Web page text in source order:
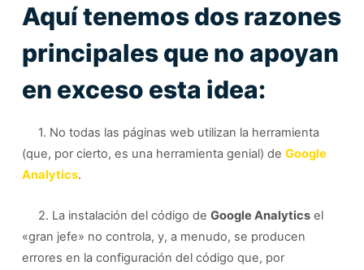
Aquí tenemos dos razones
principales que no apoyan
en exceso esta idea:
1. No todas las páginas web utilizan la herramienta
(que, por cierto, es una herramienta genial) de Google
Analytics.
2. La instalación del código de Google Analyticsel
«gran jefe» no controla, y, a menudo, se producen
errores en la configuración del código que, por